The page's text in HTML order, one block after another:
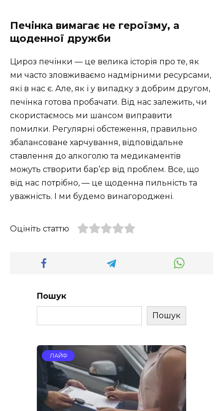
Печінка вимагає не героїзму, а
щоденної дружби
Цироз печінки — це велика історія про те, як
ми часто зловживаємо надмірними ресурсами,
які в нас є. Але, як і у випадку з добрим другом,
печінка готова пробачати. Від нас залежить, чи
скористаємось ми шансом виправити
помилки. Регулярні обстеження, правильно
збалансоване харчування, відповідальне
ставлення до алкоголю та медикаментів
можуть створити бар’єр від проблем. Все, що
від нас потрібно, — це щоденна пильність та
уважність. І ми будемо винагороджені.
Оцініть статтю
Пошук
Пошук
ЛАЙФ